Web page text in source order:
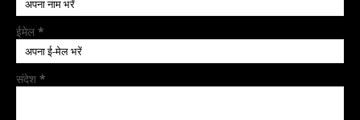
ईमेल *
संदेश *